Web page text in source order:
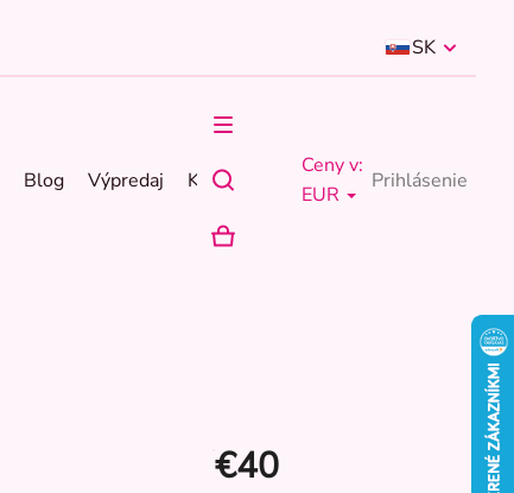
SK
Blog Výpredaj Kontakty
Ceny v:
EUR
Prihlásenie
NÁKUPNÝ
€40